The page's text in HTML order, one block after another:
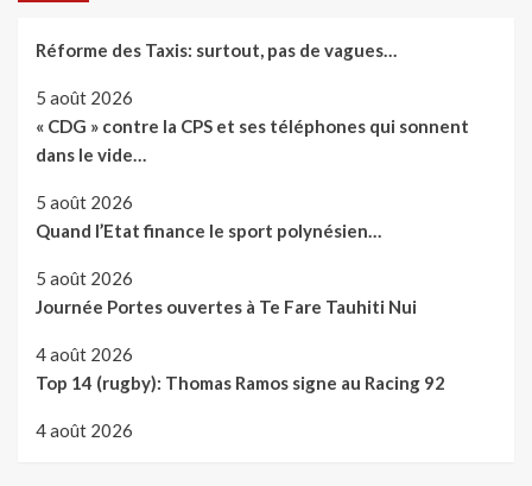
Réforme des Taxis: surtout, pas de vagues…
5 août 2026
« CDG » contre la CPS et ses téléphones qui sonnent
dans le vide…
5 août 2026
Quand l’Etat finance le sport polynésien…
5 août 2026
Journée Portes ouvertes à Te Fare Tauhiti Nui
4 août 2026
Top 14 (rugby): Thomas Ramos signe au Racing 92
4 août 2026